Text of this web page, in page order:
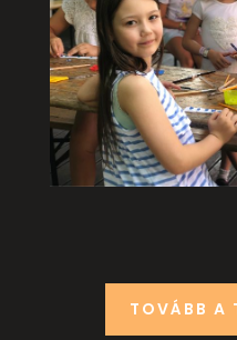
TOVÁBB A